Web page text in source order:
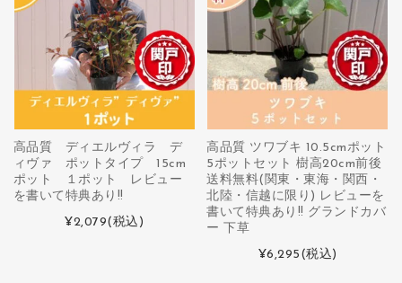
高品質 ディエルヴィラ デ
ィヴァ ポットタイプ 15cm
ポット １ポット レビュー
を書いて特典あり!!
¥2,079(税込)
高品質 ツワブキ 10.5cmポット
5ポットセット 樹高20cm前後
送料無料(関東・東海・関西・
北陸・信越に限り) レビューを
書いて特典あり!! グランドカバ
ー 下草
¥6,295 (税込)